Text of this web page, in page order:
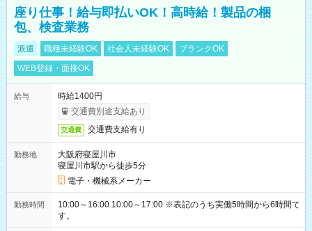
座り仕事！給与即払いOK！高時給！製品の梱
包、検査業務
派遣 職種未経験OK 社会人未経験OK
ブランクOK
WEB登録・面接OK
給与
時給1400円
交通費別途支給あり
交通費 交通費支給有り
勤務地
大阪府寝屋川市
寝屋川市駅から徒歩5分
電子・機械系メーカー
勤務時間
10:00～16:00 10:00～17:00 ※表記のうち実働5時間から6時間で
す。